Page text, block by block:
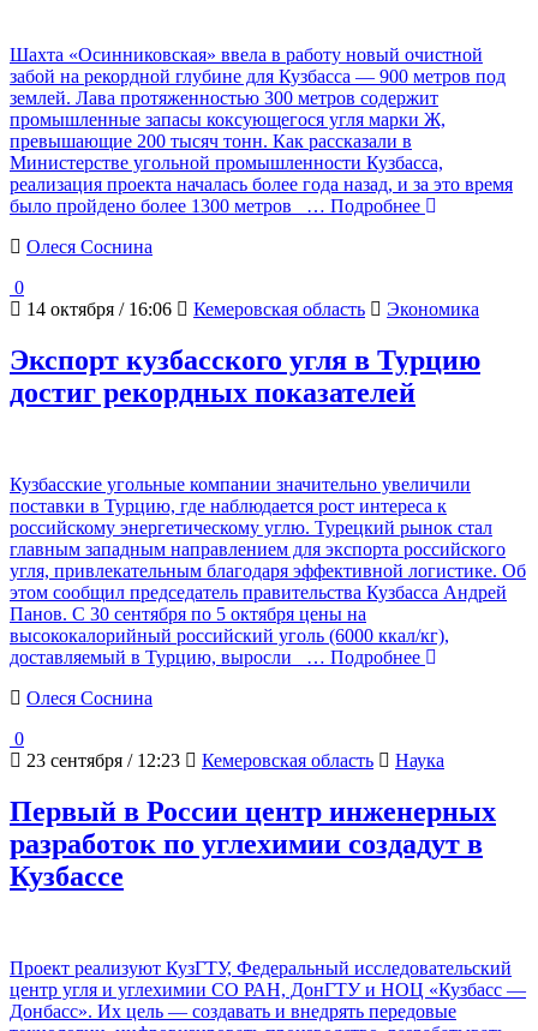
Шахта «Осинниковская» ввела в работу новый очистной
забой на рекордной глубине для Кузбасса — 900 метров под
землей. Лава протяженностью 300 метров содержит
промышленные запасы коксующегося угля марки Ж,
превышающие 200 тысяч тонн. Как рассказали в
Министерстве угольной промышленности Кузбасса,
реализация проекта началась более года назад, и за это время
было пройдено более 1300 метров
… Подробнее
Олеся Соснина
0
14 октября / 16:06
Кемеровская область Экономика
Экспорт кузбасского угля в Турцию
достиг рекордных показателей
Кузбасские угольные компании значительно увеличили
поставки в Турцию, где наблюдается рост интереса к
российскому энергетическому углю. Турецкий рынок стал
главным западным направлением для экспорта российского
угля, привлекательным благодаря эффективной логистике. Об
этом сообщил председатель правительства Кузбасса Андрей
Панов. С 30 сентября по 5 октября цены на
высококалорийный российский уголь (6000 ккал/кг),
доставляемый в Турцию, выросли
… Подробнее
Олеся Соснина
0
23 сентября / 12:23
Кемеровская область Наука
Первый в России центр инженерных
разработок по углехимии создадут в
Кузбассе
Проект реализуют КузГТУ, Федеральный исследовательский
центр угля и углехимии СО РАН, ДонГТУ и НОЦ «Кузбасс —
Донбасс». Их цель — создавать и внедрять передовые